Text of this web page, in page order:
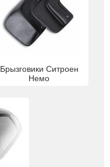
Брызговики Ситроен
Немо